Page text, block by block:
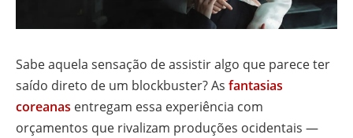
Sabe aquela sensação de assistir algo que parece ter
saído direto de um blockbuster? As fantasias
coreanas entregam essa experiência com
orçamentos que rivalizam produções ocidentais —